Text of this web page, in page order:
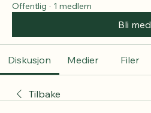
Offentlig · 1 medlem
Bli med
Diskusjon Medier Filer
Tilbake